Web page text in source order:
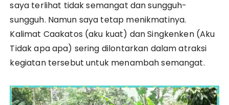
saya terlihat tidak semangat dan sungguh-
sungguh. Namun saya tetap menikmatinya.
Kalimat Caakatos (aku kuat) dan Singkenken (Aku
Tidak apa apa) sering dilontarkan dalam atraksi
kegiatan tersebut untuk menambah semangat.